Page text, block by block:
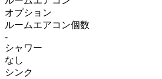
オプション
ルームエアコン個数
-
シャワー
なし
シンク